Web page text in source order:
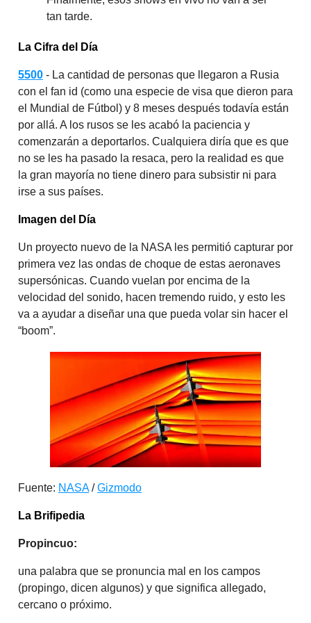
tan tarde.
La Cifra del Día
5500 - La cantidad de personas que llegaron a Rusia
con el fan id (como una especie de visa que dieron para
el Mundial de Fútbol) y 8 meses después todavía están
por allá. A los rusos se les acabó la paciencia y
comenzarán a deportarlos. Cualquiera diría que es que
no se les ha pasado la resaca, pero la realidad es que
la gran mayoría no tiene dinero para subsistir ni para
irse a sus países.
Imagen del Día
Un proyecto nuevo de la NASA les permitió capturar por
primera vez las ondas de choque de estas aeronaves
supersónicas. Cuando vuelan por encima de la
velocidad del sonido, hacen tremendo ruido, y esto les
va a ayudar a diseñar una que pueda volar sin hacer el
“boom”.
Fuente: NASA/Gizmodo
La Brifipedia
Propincuo:
una palabra que se pronuncia mal en los campos
(propingo, dicen algunos) y que significa allegado,
cercano o próximo.